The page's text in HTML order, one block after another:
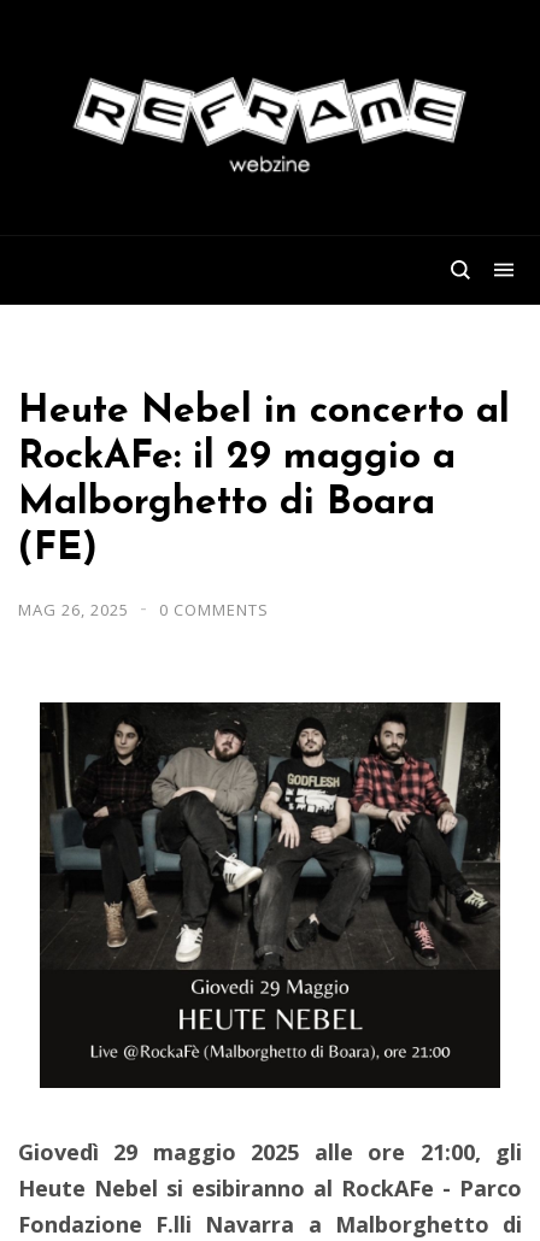
Heute Nebel in concerto al
RockAFe: il 29 maggio a
Malborghetto di Boara
(FE)
MAG 26, 2025 0 COMMENTS
Giovedì 29 maggio 2025 alle ore 21:00, gli
Heute Nebel si esibiranno al RockAFe - Parco
Fondazione F.lli Navarra a Malborghetto di